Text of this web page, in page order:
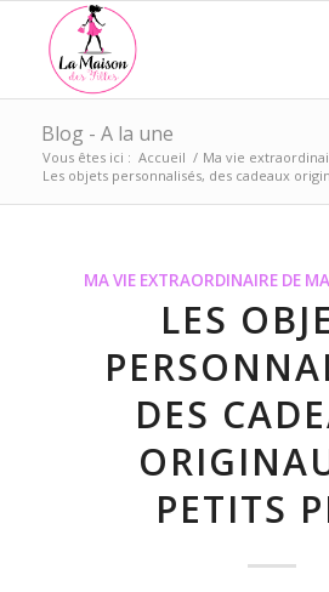
Blog - A la une
Vous êtes ici : Accueil / Ma vie
Les objets personnalisés, des cadeaux
MA VIE EXTRAORDINAIRE DE
LES
DES
PETITS